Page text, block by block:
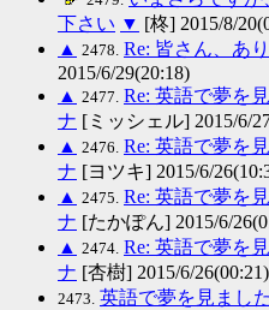
下さい ▼ [柊] 2015/8/
▲ 2478. Re: 皆さん、あ
2015/6/29(20:18)
▲ 2477. Re: 英語で夢を
ナ [ミッシェル] 2015/6/
▲ 2476. Re: 英語で夢を
ナ [ヨツキ] 2015/6/
▲ 2475. Re: 英語で夢を
ナ [たかぽん] 2015/6/
▲ 2474. Re: 英語で夢を
ナ [杏樹] 2015/6/26(00:21)
2473. 英語で夢を見まし